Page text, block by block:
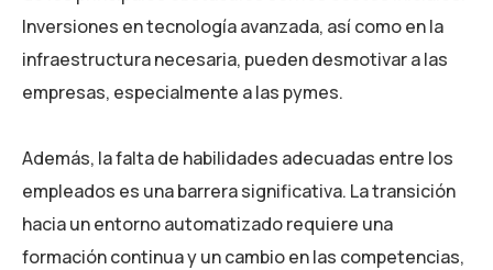
Inversiones en tecnología avanzada, así como en la
infraestructura necesaria, pueden desmotivar a las
empresas, especialmente a las pymes.
Además, la falta de habilidades adecuadas entre los
empleados es una barrera significativa. La transición
hacia un entorno automatizado requiere una
formación continua y un cambio en las competencias,